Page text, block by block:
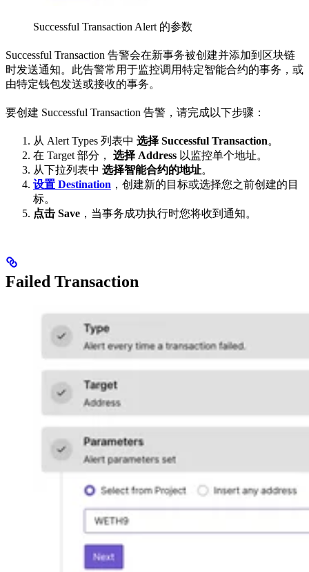
Successful Transaction Alert 的参数
Successful Transaction 告警会在新事务被创建并添加到区块链
时发送通知。此告警常用于监控调用特定智能合约的事务，或
由特定钱包发送或接收的事务。
要创建 Successful Transaction 告警，请完成以下步骤：
从 Alert Types 列表中 选择 Successful Transaction。
在 Target 部分， 选择 Address 以监控单个地址。
从下拉列表中 选择智能合约的地址。
设置 Destination ，创建新的目标或选择您之前创建的目
标。
点击 Save ，当事务成功执行时您将收到通知。
Failed Transaction